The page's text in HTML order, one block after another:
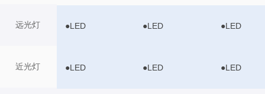
远光灯
近光灯
●LED ●LED ●LED
●LED ●LED ●LED